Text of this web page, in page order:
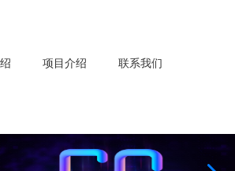
项目介绍 联系我们